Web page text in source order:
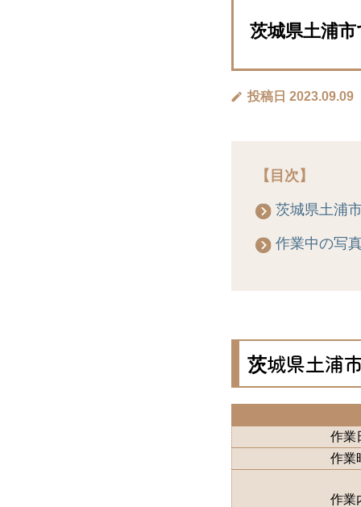
茨城県土浦
投稿日 2023.09.09
【目次】
茨城県土浦
作業中の写
茨城県土浦
作業
作業
作業